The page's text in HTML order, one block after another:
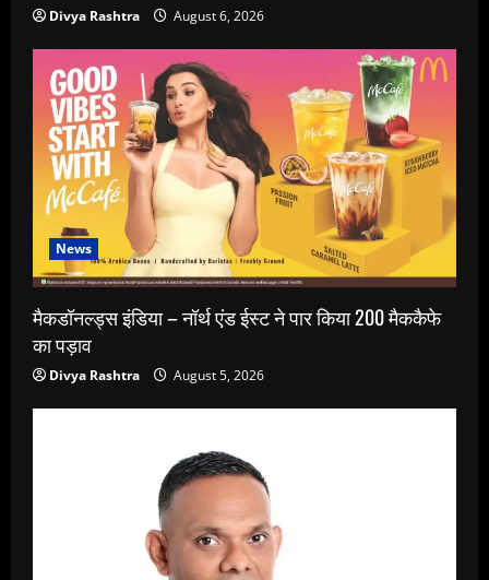
Divya Rashtra August 6, 2026
News
मैकडॉनल्ड्स इंडिया – नॉर्थ एंड ईस्ट ने पार किया 200 मैककैफे
का पड़ाव
Divya Rashtra August 5, 2026